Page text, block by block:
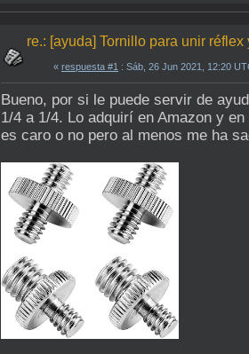
re.: [ayuda] Tornillo para unir
« respuesta #1 : Sáb, 26 Jun 2021, 12:20
Bueno, por si le puede servir de
1/4 a 1/4. Lo adquirí en Amazon y
es caro o no pero al menos me ha